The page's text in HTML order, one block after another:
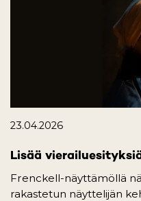
23.04.2026
Lisää
Frenckell-näyttämöllä
rakastetun näyttelijän